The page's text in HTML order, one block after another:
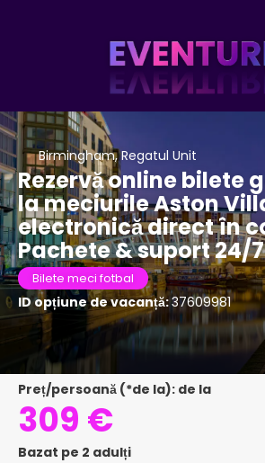
Birmingham, Regatul Unit
Rezervă online bilete
la meciurile Aston
electronică direct în
Pachete & suport 24/7
Bilete meci fotbal
ID opțiune de vacanță:37609981
Preț/persoană (*de la): de la
309 €
Bazat pe 2 adulți